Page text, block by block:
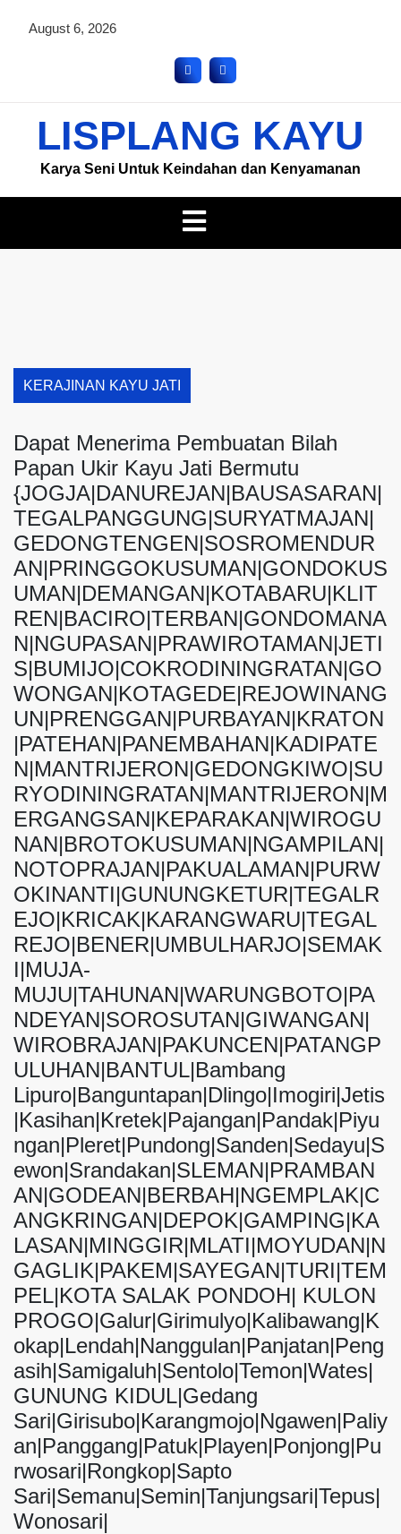
August 6, 2026
LISPLANG KAYU
Karya Seni Untuk Keindahan dan Kenyamanan
KERAJINAN KAYU JATI
Dapat Menerima Pembuatan Bilah
Papan Ukir Kayu Jati Bermutu
{JOGJA|DANUREJAN|BAUSASARAN|
TEGALPANGGUNG|SURYATMAJAN|
GEDONGTENGEN|SOSROMENDUR
AN|PRINGGOKUSUMAN|GONDOKUS
UMAN|DEMANGAN|KOTABARU|KLIT
REN|BACIRO|TERBAN|GONDOMANA
N|NGUPASAN|PRAWIROTAMAN|JETI
S|BUMIJO|COKRODININGRATAN|GO
WONGAN|KOTAGEDE|REJOWINANG
UN|PRENGGAN|PURBAYAN|KRATON
|PATEHAN|PANEMBAHAN|KADIPATE
N|MANTRIJERON|GEDONGKIWO|SU
RYODININGRATAN|MANTRIJERON|M
ERGANGSAN|KEPARAKAN|WIROGU
NAN|BROTOKUSUMAN|NGAMPILAN|
NOTOPRAJAN|PAKUALAMAN|PURW
OKINANTI|GUNUNGKETUR|TEGALR
EJO|KRICAK|KARANGWARU|TEGAL
REJO|BENER|UMBULHARJO|SEMAK
I|MUJA-
MUJU|TAHUNAN|WARUNGBOTO|PA
NDEYAN|SOROSUTAN|GIWANGAN|
WIROBRAJAN|PAKUNCEN|PATANGP
ULUHAN|BANTUL|Bambang
Lipuro|Banguntapan|Dlingo|Imogiri|Jetis
|Kasihan|Kretek|Pajangan|Pandak|Piyu
ngan|Pleret|Pundong|Sanden|Sedayu|S
ewon|Srandakan|SLEMAN|PRAMBAN
AN|GODEAN|BERBAH|NGEMPLAK|C
ANGKRINGAN|DEPOK|GAMPING|KA
LASAN|MINGGIR|MLATI|MOYUDAN|N
GAGLIK|PAKEM|SAYEGAN|TURI|TEM
PEL|KOTA SALAK PONDOH| KULON
PROGO|Galur|Girimulyo|Kalibawang|K
okap|Lendah|Nanggulan|Panjatan|Peng
asih|Samigaluh|Sentolo|Temon|Wates|
GUNUNG KIDUL|Gedang
Sari|Girisubo|Karangmojo|Ngawen|Paliy
an|Panggang|Patuk|Playen|Ponjong|Pu
rwosari|Rongkop|Sapto
Sari|Semanu|Semin|Tanjungsari|Tepus|
Wonosari|